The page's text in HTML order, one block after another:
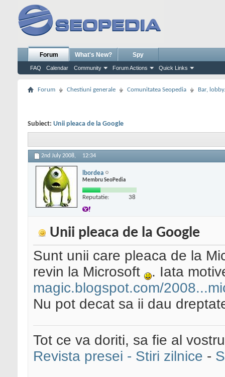
Forum
FAQ Calendar Community Forum Actions Quick Links
What's New? Spy
Forum Chestiuni generale Comunitatea Seopedia Bar,
Subiect: Unii pleaca de la Google
2nd July 2008, 12:34
lbordea
Membru SeoPedia
Reputatie: 38
Unii pleaca de la Google
Sunt unii care pleaca de la
revin la Microsoft
. Iata
magic.blogspot.com/
Nu pot decat sa ii dau
Tot ce va doriti, sa fie al
Revista presei - Stiri zilnice -